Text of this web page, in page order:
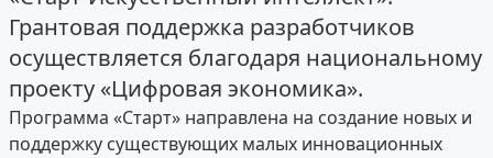
Грантовая поддержка разработчиков
осуществляется благодаря национальному
проекту «Цифровая экономика».
Программа «Старт» направлена на создание новых и
поддержку существующих малых инновационных